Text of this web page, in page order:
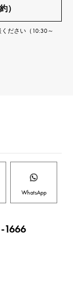
）
ださい（10:30～
WhatsApp
1666